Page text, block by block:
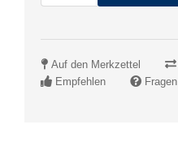
Auf den Merkzettel
Empfehlen